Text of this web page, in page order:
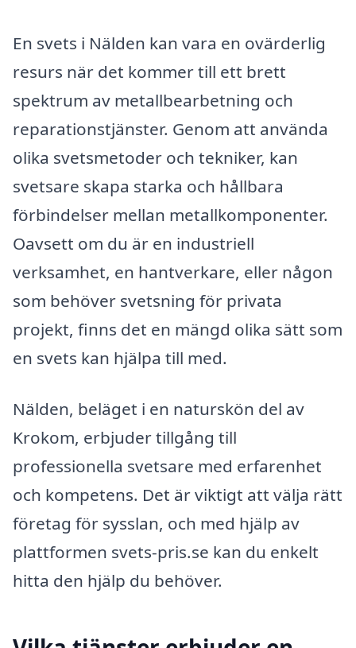
En svets i Nälden kan vara en ovärderlig
resurs när det kommer till ett brett
spektrum av metallbearbetning och
reparationstjänster. Genom att använda
olika svetsmetoder och tekniker, kan
svetsare skapa starka och hållbara
förbindelser mellan metallkomponenter.
Oavsett om du är en industriell
verksamhet, en hantverkare, eller någon
som behöver svetsning för privata
projekt, finns det en mängd olika sätt som
en svets kan hjälpa till med.
Nälden, beläget i en naturskön del av
Krokom, erbjuder tillgång till
professionella svetsare med erfarenhet
och kompetens. Det är viktigt att välja rätt
företag för sysslan, och med hjälp av
plattformen svets-pris.se kan du enkelt
hitta den hjälp du behöver.